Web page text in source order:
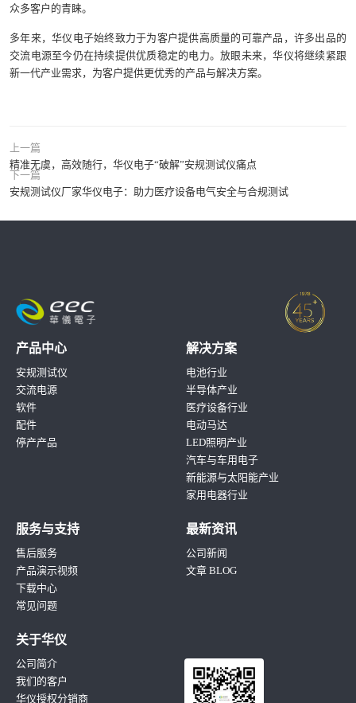
众多客户的青睐。
多年来，华仪电子始终致力于为客户提供高质量的可靠产品，许多出品的
交流电源至今仍在持续提供优质稳定的电力。放眼未来，华仪将继续紧跟
新一代产业需求，为客户提供更优秀的产品与解决方案。
上一篇
精准无虞，高效随行，华仪电子“破解”安规测试仪痛点
下一篇
安规测试仪厂家华仪电子：助力医疗设备电气安全与合规测试
产品中心
安规测试仪
交流电源
软件
配件
停产产品
解决方案
电池行业
半导体产业
医疗设备行业
电动马达
LED照明产业
汽车与车用电子
新能源与太阳能产业
家用电器行业
服务与支持
售后服务
产品演示视频
下载中心
常见问题
最新资讯
公司新闻
文章 BLOG
关于华仪
公司简介
我们的客户
华仪授权分销商